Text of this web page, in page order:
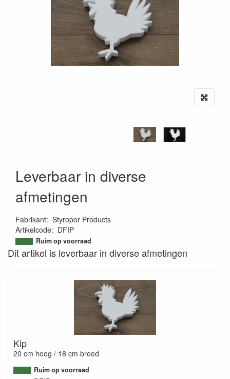
Leverbaar in diverse
afmetingen
Fabrikant: Styropor Products
Artikelcode: DFIP
9503727383391
Ruim op voorraad
Dit artikel is leverbaar in diverse afmetingen
Kip
20 cm hoog / 18 cm breed
Ruim op voorraad